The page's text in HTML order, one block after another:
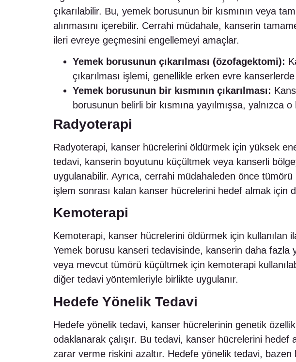
çıkarılabilir. Bu, yemek borusunun bir kısmının veya
alınmasını içerebilir. Cerrahi müdahale, kanserin
ileri evreye geçmesini engellemeyi amaçlar.
Yemek borusunun çıkarılması (özofagektomi):
çıkarılması işlemi, genellikle erken evre
Yemek borusunun bir kısmının çıkarılması:
borusunun belirli bir kısmına yayılmışsa, yalnızca o
Radyoterapi
Radyoterapi, kanser hücrelerini öldürmek için yüksek
tedavi, kanserin boyutunu küçültmek veya kanserli
uygulanabilir. Ayrıca, cerrahi müdahaleden önce
işlem sonrası kalan kanser hücrelerini hedef almak için
Kemoterapi
Kemoterapi, kanser hücrelerini öldürmek için kullanılan
Yemek borusu kanseri tedavisinde, kanserin daha fazla
veya mevcut tümörü küçültmek için kemoterapi
diğer tedavi yöntemleriyle birlikte uygulanır.
Hedefe Yönelik Tedavi
Hedefe yönelik tedavi, kanser hücrelerinin genetik
odaklanarak çalışır. Bu tedavi, kanser hücrelerini hedef
zarar verme riskini azaltır. Hedefe yönelik tedavi,